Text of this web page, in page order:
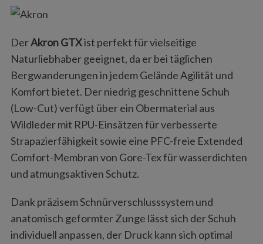
DerAkron GTXist perfekt für vielseitige
Naturliebhaber geeignet, da er bei täglichen
Bergwanderungen in jedem Gelände Agilität und
Komfort bietet. Der niedrig geschnittene Schuh
(Low-Cut) verfügt über ein Obermaterial aus
Wildleder mit RPU-Einsätzen für verbesserte
Strapazierfähigkeit sowie eine PFC-freie Extended
Comfort-Membran von Gore-Tex für wasserdichten
und atmungsaktiven Schutz.
Dank präzisem Schnürverschlusssystem und
anatomisch geformter Zunge lässt sich der Schuh
individuell anpassen, der Druck kann sich optimal